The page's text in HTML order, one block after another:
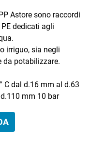
Astore sono raccordi
dedicati agli
irriguo, sia negli
da potabilizzare.
C dal d.16 mm al d.63
mm 10 bar